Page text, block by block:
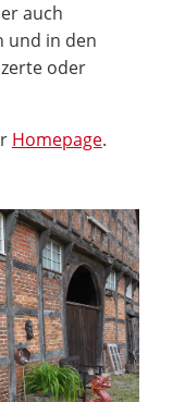
auch
und in den
oder
Homepage.